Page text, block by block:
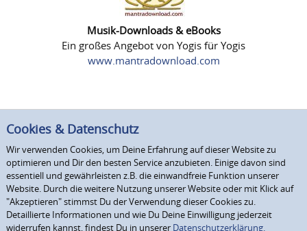
Musik-Downloads & eBooks
Ein großes Angebot von Yogis für Yogis
www.mantradownload.com
Cookies & Datenschutz
Wir verwenden Cookies, um Deine Erfahrung auf dieser Website zu
optimieren und Dir den besten Service anzubieten. Einige davon sind
essentiell und gewährleisten z.B. die einwandfreie Funktion unserer
Website. Durch die weitere Nutzung unserer Website oder mit Klick auf
"Akzeptieren" stimmst Du der Verwendung dieser Cookies zu.
Detaillierte Informationen und wie Du Deine Einwilligung jederzeit
widerrufen kannst, findest Du in unserer Datenschutzerklärung.